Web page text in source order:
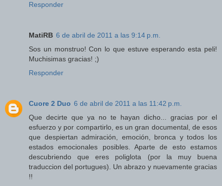
Responder
MatiRB 6 de abril de 2011 a las 9:14 p.m.
Sos un monstruo! Con lo que estuve esperando esta peli!
Muchisimas gracias! ;)
Responder
Cuore 2 Duo 6 de abril de 2011 a las 11:42 p.m.
Que decirte que ya no te hayan dicho... gracias por el
esfuerzo y por compartirlo, es un gran documental, de esos
que despiertan admiración, emoción, bronca y todos los
estados emocionales posibles. Aparte de esto estamos
descubriendo que eres poliglota (por la muy buena
traduccion del portugues). Un abrazo y nuevamente gracias
!!